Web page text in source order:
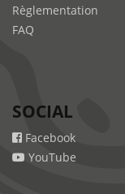
Règlementation
FAQ
SOCIAL
Facebook
YouTube